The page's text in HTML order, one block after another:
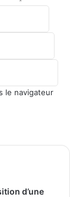
le navigateur
d’une